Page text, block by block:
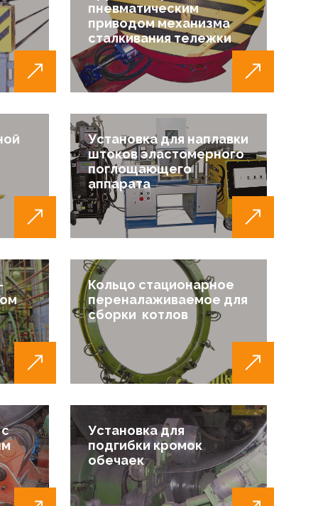
пневматическим
приводом механизма
сталкивания тележки
Установка для наплавки
штоков эластомерного
поглощающего
аппарата
Кольцо стационарное
переналаживаемое для
сборки котлов
Установка для
подгибки кромок
обечаек